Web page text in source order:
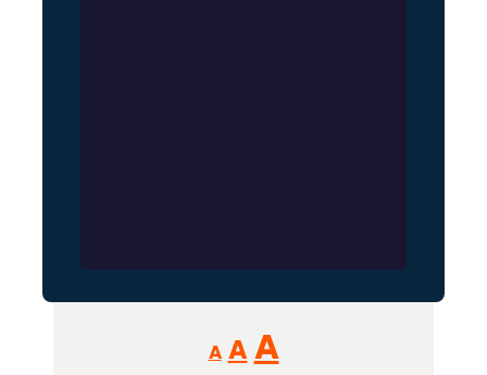
A
Reducir
tamaño
A Restablecer
AAumentar